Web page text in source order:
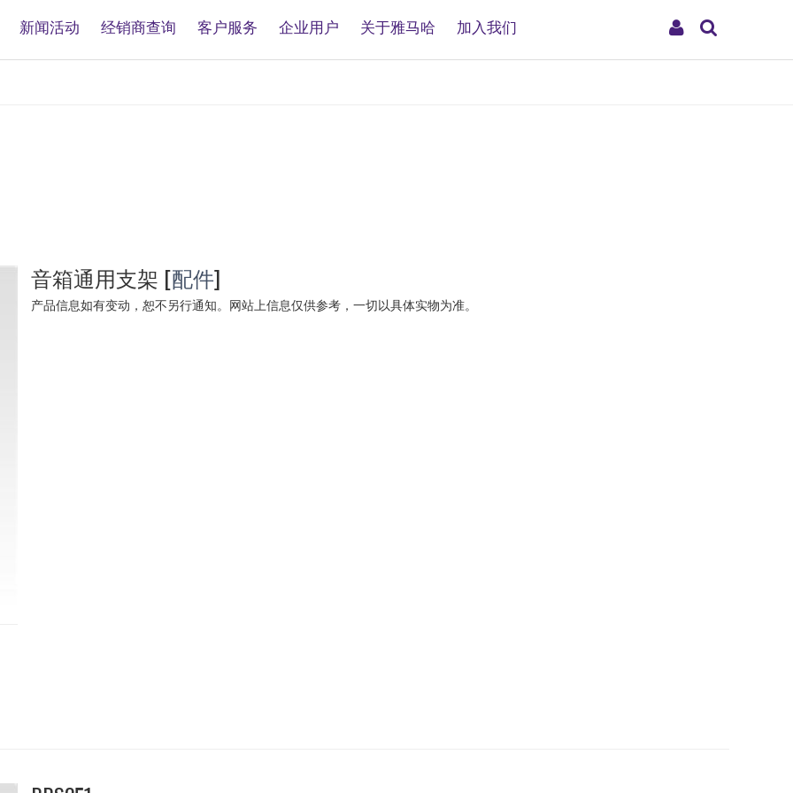
My
新闻活动 经销商查询 客户服务 企业用户 关于雅马哈 加入我们
音箱通用支架 [配件]
产品信息如有变动，恕不另行通知。网站上信息仅供参考，一切以具体实物为准。